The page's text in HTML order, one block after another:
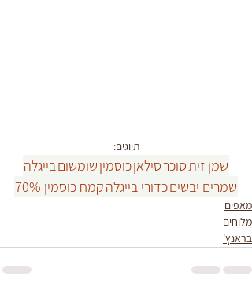
תיוגים:
שמן זיתסוכרסילאןכוסמיןשומשוםבייגלה
שמרים יבשיםכדורי בייגלהקמח כוסמין 70%
מאפים
מלוחים
בראנץ'